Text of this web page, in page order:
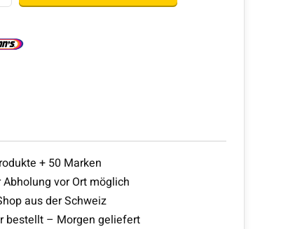
+ 50 Marken
vor Ort möglich
aus der Schweiz
bestellt – Morgen geliefert